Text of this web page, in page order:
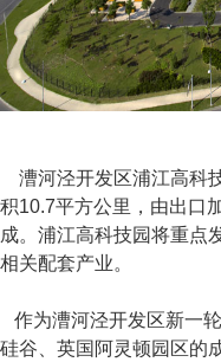
漕河泾开发区浦江高科
积10.7平方公里，由出口
成。浦江高科技园将重点
相关配套产业。
作为漕河泾开发区新一
硅谷、英国阿灵顿园区的